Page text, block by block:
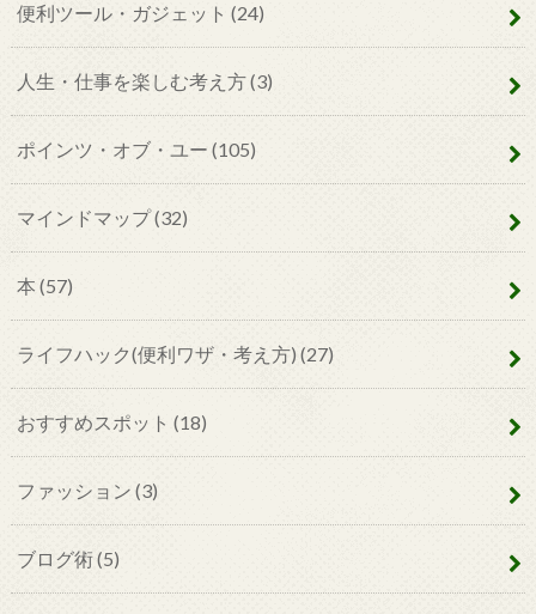
便利ツール・ガジェット (24)
人生・仕事を楽しむ考え方(3)
ポインツ・オブ・ユー (105)
マインドマップ(32)
本 (57)
ライフハック(便利ワザ・考え方) (27)
おすすめスポット (18)
ファッション (3)
ブログ術(5)